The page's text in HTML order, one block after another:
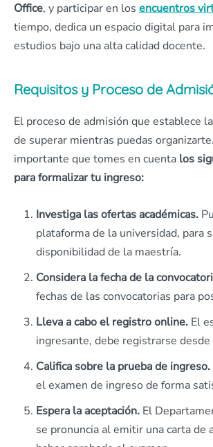
Office, y participar en los encuentros
tiempo, dedica un espacio digital para
estudios bajo una alta calidad docente.
Requisitos y Proceso de
El proceso de admisión que establece
de superar mientras puedas
importante que tomes en cuenta los
para formalizar tu ingreso:
Investiga las ofertas académicas.
plataforma de la universidad, para
disponibilidad de la maestría.
Considera la fecha de la
fechas de las convocatorias para
Lleva a cabo el registro online. El
ingresante, debe registrarse
Califica sobre la prueba de ingreso.
el examen de ingreso de forma
Espera la aceptación. El
se pronuncia al emitir una carta de